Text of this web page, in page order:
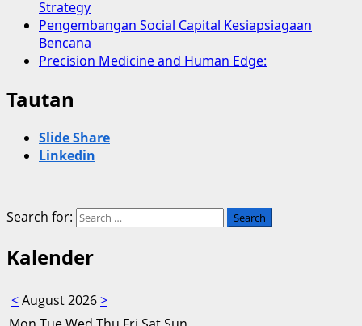
Strategy
Pengembangan Social Capital Kesiapsiagaan
Bencana
Precision Medicine and Human Edge:
Tautan
Slide Share
Linkedin
Search for:
Kalender
<August 2026>